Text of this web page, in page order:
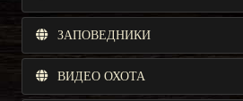
ЗАПОВЕДНИКИ
ВИДЕО ОХОТА